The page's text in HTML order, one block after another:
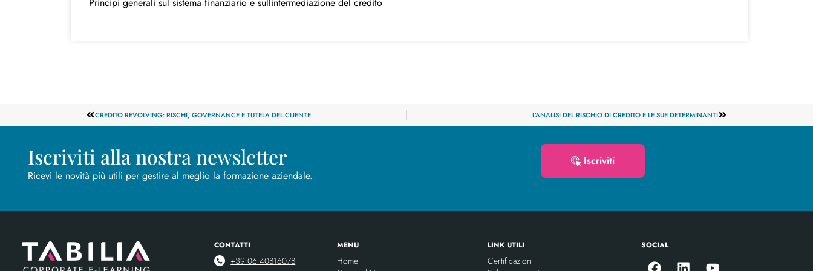
CREDITO REVOLVING: RISCHI, GOVERNANCE E TUTELA DEL CLIENTE L’ANALISI DEL RISCHIO DI CREDITO E LE SUE DETERMINANTI
Iscriviti alla nostra newsletter
Ricevi le novità più utili per gestire al meglio la formazione aziendale.
Iscriviti
CONTATTI
+39 06 40816078
MENU
Home
LINK UTILI
Certificazioni
SOCIAL